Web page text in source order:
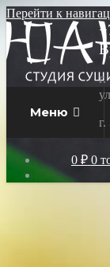
Перейти к
Меню
0 ₽ 0